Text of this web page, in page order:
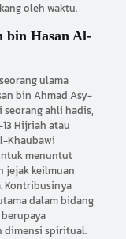
oleh waktu.
bin Hasan Al-
ulama
bin Ahmad Asy-
seorang ahli hadis,
Hijriah atau
Khaubawi
menuntut
jejak keilmuan
Kontribusinya
dalam bidang
dimensi spiritual.